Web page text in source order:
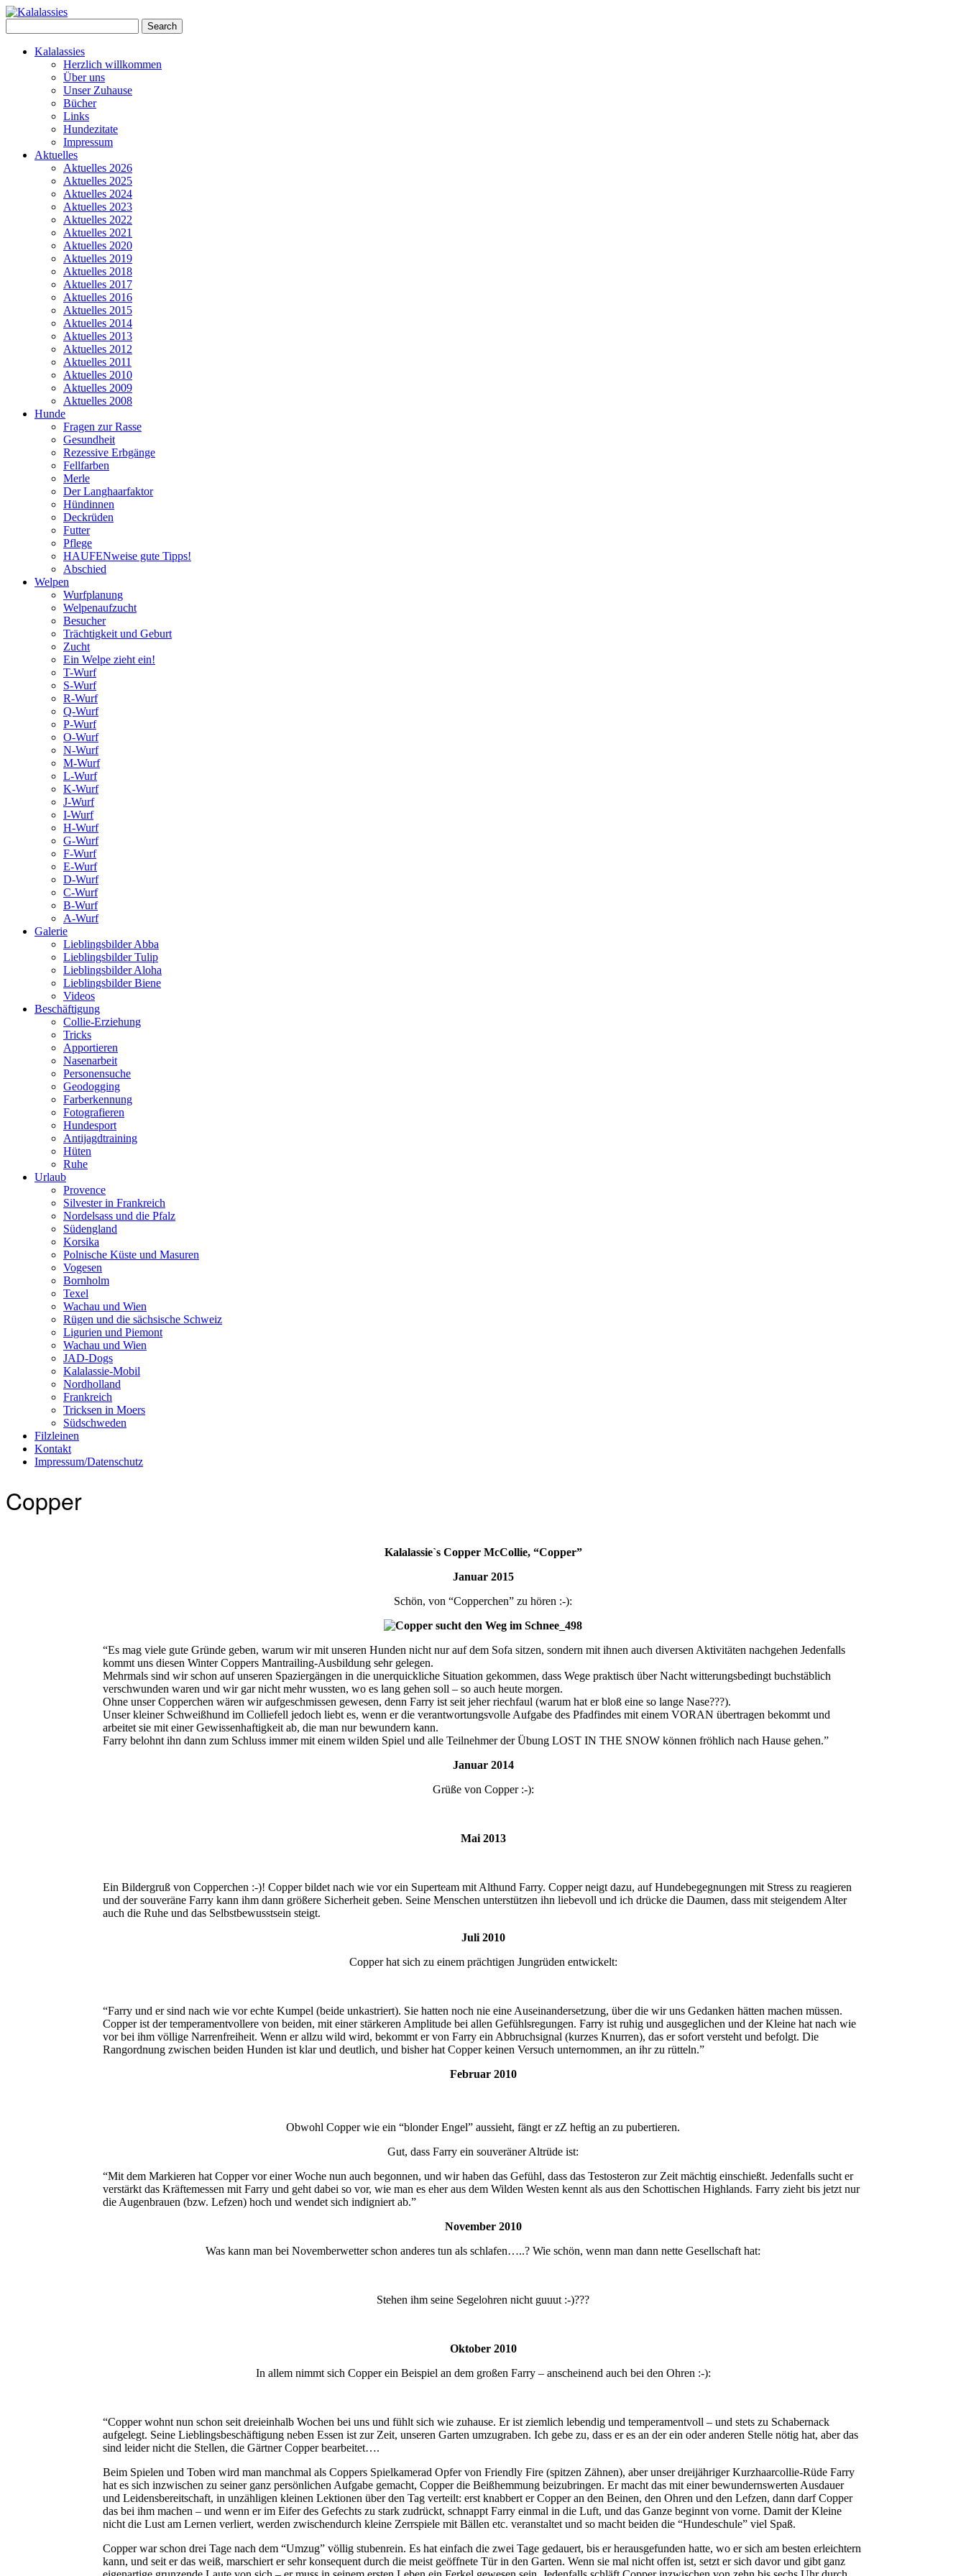
Skip
content
for:
Kalalassies
Herzlich willkommen
Über uns
Unser Zuhause
Bücher
Links
Hundezitate
Impressum
Aktuelles
Aktuelles 2026
Aktuelles 2025
Aktuelles 2024
Aktuelles 2023
Aktuelles 2022
Aktuelles 2021
Aktuelles 2020
Aktuelles 2019
Aktuelles 2018
Aktuelles 2017
Aktuelles 2016
Aktuelles 2015
Aktuelles 2014
Aktuelles 2013
Aktuelles 2012
Aktuelles 2011
Aktuelles 2010
Aktuelles 2009
Aktuelles 2008
Hunde
Fragen zur Rasse
Gesundheit
Rezessive Erbgänge
Fellfarben
Merle
Der Langhaarfaktor
Hündinnen
Deckrüden
Futter
Pflege
HAUFENweise gute Tipps!
Abschied
Welpen
Wurfplanung
Welpenaufzucht
Besucher
Trächtigkeit und Geburt
Zucht
Ein Welpe zieht ein!
T-Wurf
S-Wurf
R-Wurf
Q-Wurf
P-Wurf
O-Wurf
N-Wurf
M-Wurf
L-Wurf
K-Wurf
J-Wurf
I-Wurf
H-Wurf
G-Wurf
F-Wurf
E-Wurf
D-Wurf
C-Wurf
B-Wurf
A-Wurf
Galerie
Lieblingsbilder Abba
Lieblingsbilder Tulip
Lieblingsbilder Aloha
Lieblingsbilder Biene
Videos
Beschäftigung
Collie-Erziehung
Tricks
Apportieren
Nasenarbeit
Personensuche
Geodogging
Farberkennung
Fotografieren
Hundesport
Antijagdtraining
Hüten
Ruhe
Urlaub
Provence
Silvester in Frankreich
Nordelsass und die Pfalz
Südengland
Korsika
Polnische Küste und Masuren
Vogesen
Bornholm
Texel
Wachau und Wien
Rügen und die sächsische Schweiz
Ligurien und Piemont
Wachau und Wien
JAD-Dogs
Kalalassie-Mobil
Nordholland
Frankreich
Tricksen in Moers
Südschweden
Filzleinen
Kontakt
Impressum/Datenschutz
Copper
Kalalassie`s Copper McCollie, “Copper”
Januar 2015
Schön, von “Copperchen” zu hören :-):
“Es mag viele gute Gründe geben, warum wir mit unseren Hunden nicht nur auf dem Sofa sitzen, sondern mit ihnen auch diversen Aktivitäten nachgehen Jedenfalls
kommt uns diesen Winter Coppers Mantrailing-Ausbildung sehr gelegen.
Mehrmals sind wir schon auf unseren Spaziergängen in die unerquickliche Situation gekommen, dass Wege praktisch über Nacht witterungsbedingt buchstäblich
verschwunden waren und wir gar nicht mehr wussten, wo es lang gehen soll – so auch heute morgen.
Ohne unser Copperchen wären wir aufgeschmissen gewesen, denn Farry ist seit jeher riechfaul (warum hat er bloß eine so lange Nase???).
Unser kleiner Schweißhund im Colliefell jedoch liebt es, wenn er die verantwortungsvolle Aufgabe des Pfadfindes mit einem VORAN übertragen bekommt und
arbeitet sie mit einer Gewissenhaftigkeit ab, die man nur bewundern kann.
Farry belohnt ihn dann zum Schluss immer mit einem wilden Spiel und alle Teilnehmer der Übung LOST IN THE SNOW können fröhlich nach Hause gehen.”
Januar 2014
Grüße von Copper :-):
Mai 2013
Ein Bildergruß von Copperchen :-)! Copper bildet nach wie vor ein Superteam mit Althund Farry. Copper neigt dazu, auf Hundebegegnungen mit Stress zu reagieren
und der souveräne Farry kann ihm dann größere Sicherheit geben. Seine Menschen unterstützen ihn liebevoll und ich drücke die Daumen, dass mit steigendem Alter
auch die Ruhe und das Selbstbewusstsein steigt.
Juli 2010
Copper hat sich zu einem prächtigen Jungrüden entwickelt:
“Farry und er sind nach wie vor echte Kumpel (beide unkastriert). Sie hatten noch nie eine Auseinandersetzung, über die wir uns Gedanken hätten machen müssen.
Copper ist der temperamentvollere von beiden, mit einer stärkeren Amplitude bei allen Gefühlsregungen. Farry ist ruhig und ausgeglichen und der Kleine hat nach wie
vor bei ihm völlige Narrenfreiheit. Wenn er allzu wild wird, bekommt er von Farry ein Abbruchsignal (kurzes Knurren), das er sofort versteht und befolgt. Die
Rangordnung zwischen beiden Hunden ist klar und deutlich, und bisher hat Copper keinen Versuch unternommen, an ihr zu rütteln.”
Februar 2010
Obwohl Copper wie ein “blonder Engel” aussieht, fängt er zZ heftig an zu pubertieren.
Gut, dass Farry ein souveräner Altrüde ist:
“Mit dem Markieren hat Copper vor einer Woche nun auch begonnen, und wir haben das Gefühl, dass das Testosteron zur Zeit mächtig einschießt. Jedenfalls sucht er
verstärkt das Kräftemessen mit Farry und geht dabei so vor, wie man es eher aus dem Wilden Westen kennt als aus den Schottischen Highlands. Farry zieht bis jetzt nur
die Augenbrauen (bzw. Lefzen) hoch und wendet sich indigniert ab.”
November 2010
Was kann man bei Novemberwetter schon anderes tun als schlafen…..? Wie schön, wenn man dann nette Gesellschaft hat:
Stehen ihm seine Segelohren nicht guuut :-)???
Oktober 2010
In allem nimmt sich Copper ein Beispiel an dem großen Farry – anscheinend auch bei den Ohren :-):
“Copper wohnt nun schon seit dreieinhalb Wochen bei uns und fühlt sich wie zuhause. Er ist ziemlich lebendig und temperamentvoll – und stets zu Schabernack
aufgelegt. Seine Lieblingsbeschäftigung neben Essen ist zur Zeit, unseren Garten umzugraben. Ich gebe zu, dass er es an der ein oder anderen Stelle nötig hat, aber das
sind leider nicht die Stellen, die Gärtner Copper bearbeitet….
Beim Spielen und Toben wird man manchmal als Coppers Spielkamerad Opfer von Friendly Fire (spitzen Zähnen), aber unser dreijähriger Kurzhaarcollie-Rüde Farry
hat es sich inzwischen zu seiner ganz persönlichen Aufgabe gemacht, Copper die Beißhemmung beizubringen. Er macht das mit einer bewundernswerten Ausdauer
und Leidensbereitschaft, in unzähligen kleinen Lektionen über den Tag verteilt: erst knabbert er Copper an den Beinen, den Ohren und den Lefzen, dann darf Copper
das bei ihm machen – und wenn er im Eifer des Gefechts zu stark zudrückt, schnappt Farry einmal in die Luft, und das Ganze beginnt von vorne. Damit der Kleine
nicht die Lust am Lernen verliert, werden zwischendurch kleine Zerrspiele mit Bällen etc. veranstaltet und so macht beiden die “Hundeschule” viel Spaß.
Copper war schon drei Tage nach dem “Umzug” völlig stubenrein. Es hat einfach die zwei Tage gedauert, bis er herausgefunden hatte, wo er sich am besten erleichtern
kann, und seit er das weiß, marschiert er sehr konsequent durch die meist geöffnete Tür in den Garten. Wenn sie mal nicht offen ist, setzt er sich davor und gibt ganz